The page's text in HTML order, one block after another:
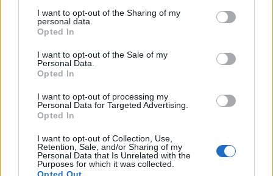
I want to opt-out of the Sharing of my
personal data.
Opted In
I want to opt-out of the Sale of my
Personal Data.
Opted In
I want to opt-out of processing my
Personal Data for Targeted Advertising.
Opted In
I want to opt-out of Collection, Use,
Retention, Sale, and/or Sharing of my
Personal Data that Is Unrelated with the
Purposes for which it was collected.
2
VIIHDEUUTISET